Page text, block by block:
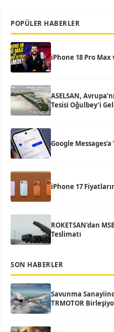
POPÜLER HABERLER
iPhone 18 Pro
ASELSAN,
Tesisi Oğulbey’i
Google
iPhone 17
ROKETSAN’dan
Teslimatı
SON HABERLER
Savunma
TRMOTOR